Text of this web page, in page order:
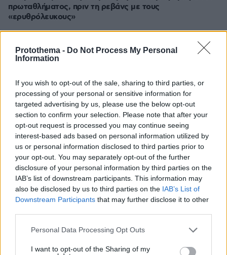
Protothema - Do Not Process My Personal
Information
If you wish to opt-out of the sale, sharing to third parties, or
processing of your personal or sensitive information for
targeted advertising by us, please use the below opt-out
section to confirm your selection. Please note that after your
opt-out request is processed you may continue seeing
interest-based ads based on personal information utilized by
us or personal information disclosed to third parties prior to
your opt-out. You may separately opt-out of the further
disclosure of your personal information by third parties on the
IAB’s list of downstream participants. This information may
also be disclosed by us to third parties on the IAB’s List of
Downstream Participants that may further disclose it to other
Please note that this website/app uses one or more Google
not limited to your visit or usage behaviour. You may click to
Personal Data Processing Opt Outs
I want to opt-out of the Sharing of my
πρωταθλήματος, πριν τη ρεβάνς με τους
«ερυθρόλευκους»
Τραγωδία στην Πάρο: Πνίγηκε 4χρονος σε πισίνα beach
bar, βούτηξε ο μπάρμαν για να τον σώσει
πριν 37 λεπτά
ΔΕΙΤΕ ΟΛΕΣ ΤΙΣ ΕΙΔΗΣΕΙΣ
ΤΑ ΠΙΟ ΔΗΜΟΦΙΛΗ